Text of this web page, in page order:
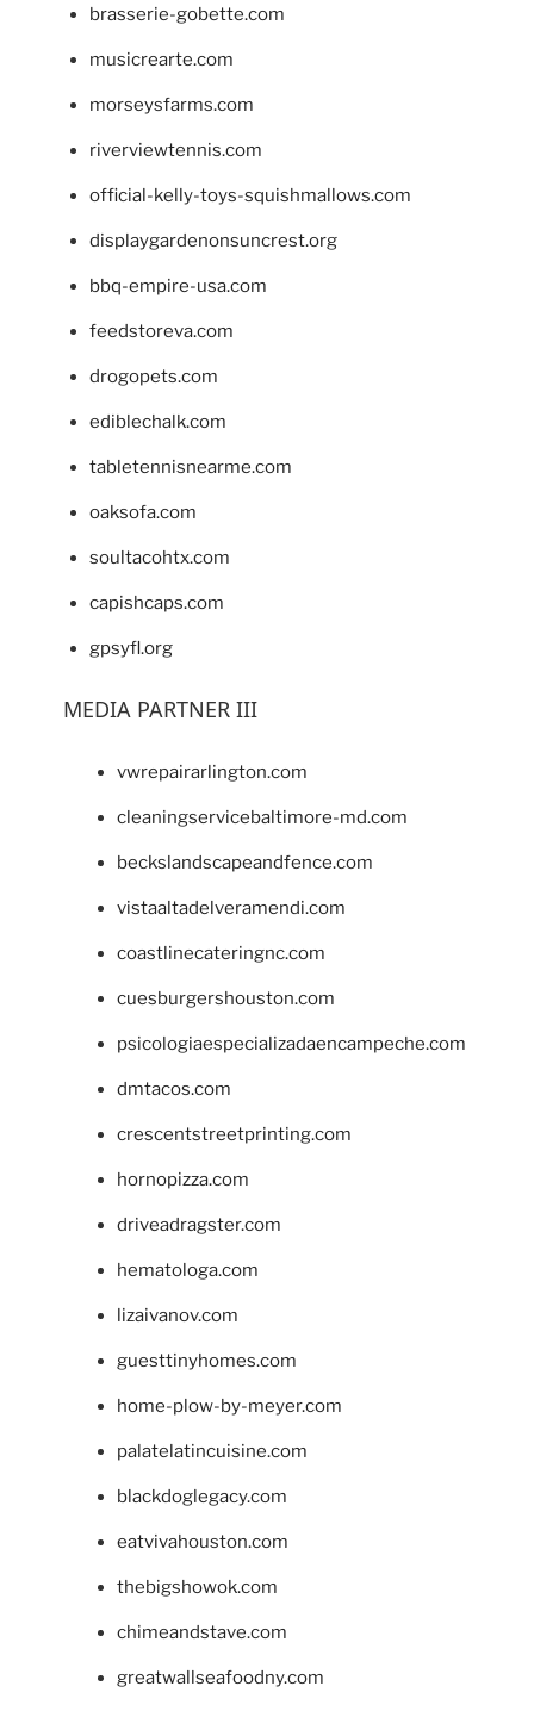
brasserie-gobette.com
musicrearte.com
morseysfarms.com
riverviewtennis.com
official-kelly-toys-squishmallows.com
displaygardenonsuncrest.org
bbq-empire-usa.com
feedstoreva.com
drogopets.com
ediblechalk.com
tabletennisnearme.com
oaksofa.com
soultacohtx.com
capishcaps.com
gpsyfl.org
MEDIA PARTNER III
vwrepairarlington.com
cleaningservicebaltimore-md.com
beckslandscapeandfence.com
vistaaltadelveramendi.com
coastlinecateringnc.com
cuesburgershouston.com
psicologiaespecializadaencampeche.com
dmtacos.com
crescentstreetprinting.com
hornopizza.com
driveadragster.com
hematologa.com
lizaivanov.com
guesttinyhomes.com
home-plow-by-meyer.com
palatelatincuisine.com
blackdoglegacy.com
eatvivahouston.com
thebigshowok.com
chimeandstave.com
greatwallseafoodny.com